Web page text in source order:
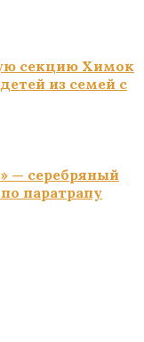
секцию Химок
из семей с
— серебряный
паратрапу